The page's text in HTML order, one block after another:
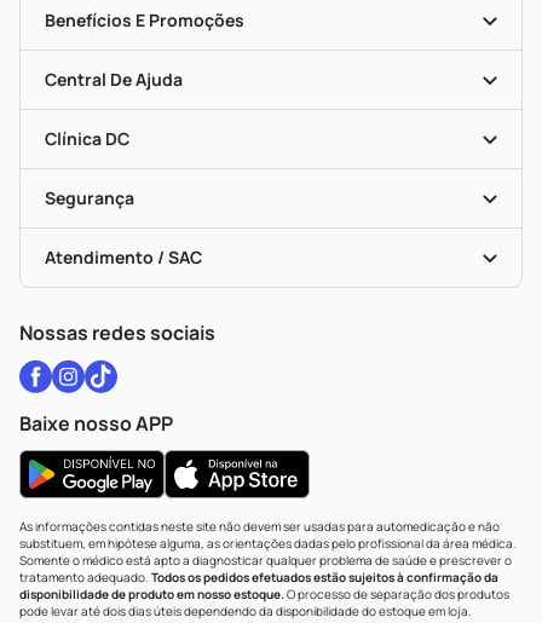
Nossas Lojas
Seja Uma Loja Parceira
Mapa De Categorias
Benefícios E Promoções
Clube DC
Convênios
Programa Popular Do Brasil
Encarte De Ofertas
Dermaclub
Cupons E Ofertas
Black Friday
Central De Ajuda
Entrega
Recompra Programada
Alomed
Formas De Pagamento
Troca E Devolução
Bulas De A A Z
Políticas De Marketplace
Clínica DC
Vacinas
Serviços Farmacêuticos
Testes Rápidos
Autoteste Covid-19
Vacinas
Segurança
Certificado De Segurança
Portal Da Privacidade
Atendimento / SAC
WhatsApp (47) 9202-1687
Nossas redes sociais
Baixe nosso APP
As informações contidas neste site não devem ser usadas para automedicação e não
substituem, em hipótese alguma, as orientações dadas pelo profissional da área médica.
Somente o médico está apto a diagnosticar qualquer problema de saúde e prescrever o
tratamento adequado. Todos os pedidos efetuados estão sujeitos à confirmação da
disponibilidade de produto em nosso estoque.O processo de separação dos produtos
pode levar até dois dias úteis dependendo da disponibilidade do estoque em loja.